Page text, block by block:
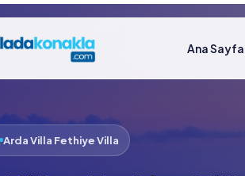
Ana Sayfa
Arda Villa Fethiye Villa